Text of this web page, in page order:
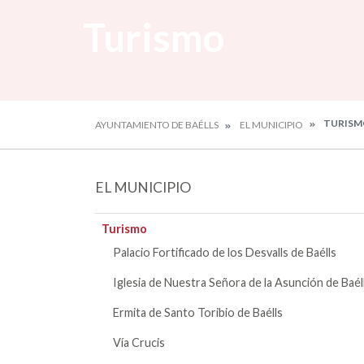
AYUNTAMIENTO DE BAÉLLS EL MUNICIPIO
EL MUNICIPIO
Turismo
Palacio Fortificado de los Desvalls de Baélls
Iglesia de Nuestra Señora de la Asunción de
Ermita de Santo Toribio de Baélls
Vía Crucis